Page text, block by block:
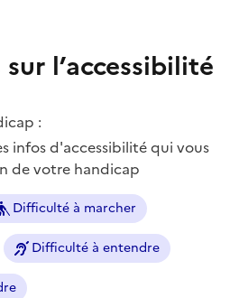
l’accessibilité
:
infos d'accessibilité qui vous
de votre handicap
Difficulté à marcher
Difficulté à entendre